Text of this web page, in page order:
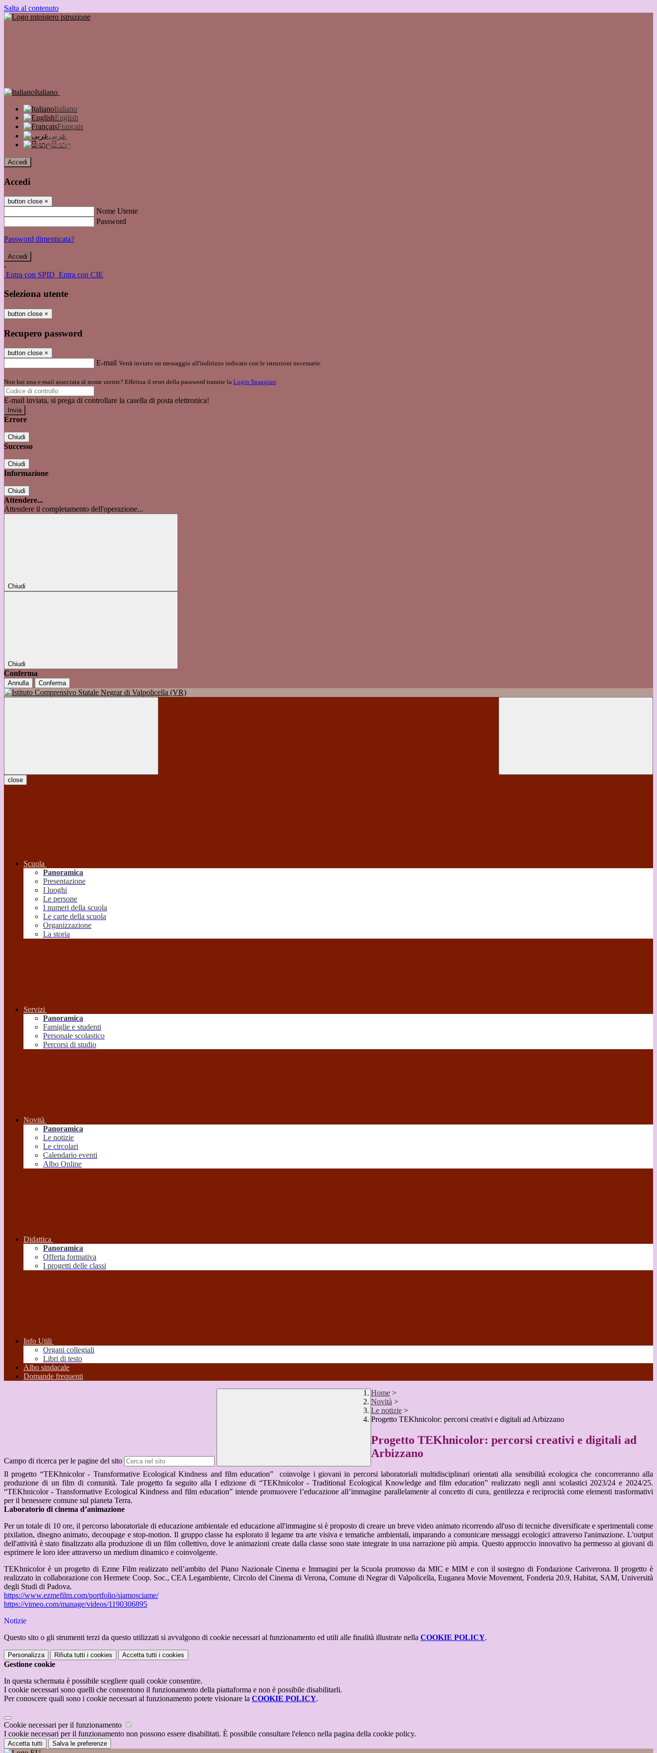
Salta al contenuto
Italiano
Italiano
English
Français
عربى
සිංහල
Accedi
Accedi
button close ×
Nome Utente
Password
Password dimenticata?
-
Entra con SPID Entra con CIE
Seleziona utente
button close ×
Recupero password
button close ×
E-mail Verrà inviato un messaggio all'indirizzo indicato con le istruzioni necessarie.
Non hai una e-mail associata al nome utente? Effettua il reset della password tramite la Login Spaggiari
E-mail inviata, si prega di controllare la casella di posta elettronica!
Errore
Chiudi
Successo
Chiudi
Informazione
Chiudi
Attendere...
Attendere il completamento dell'operazione...
Chiudi
Chiudi
Conferma
Annulla Conferma
close
Scuola
Panoramica
Presentazione
I luoghi
Le persone
I numeri della scuola
Le carte della scuola
Organizzazione
La storia
Servizi
Panoramica
Famiglie e studenti
Personale scolastico
Percorsi di studio
Novità
Panoramica
Le notizie
Le circolari
Calendario eventi
Albo Online
Didattica
Panoramica
Offerta formativa
I progetti delle classi
Info Utili
Organi collegiali
Libri di testo
Albo sindacale
Domande frequenti
Campo di ricerca per le pagine del sito
Home >
Novità >
Le notizie >
Progetto TEKhnicolor: percorsi creativi e digitali ad Arbizzano
Progetto TEKhnicolor: percorsi creativi e digitali ad
Arbizzano
Il progetto “TEKhnicolor - Transformative Ecological Kindness and film education” coinvolge i giovani in percorsi laboratoriali multidisciplinari orientati alla sensibilità ecologica che concorreranno alla
produzione di un film di comunità. Tale progetto fa seguito alla I edizione di “TEKhnicolor - Traditional Ecological Knowledge and film education” realizzato negli anni scolastici 2023/24 e 2024/25.
“TEKhnicolor - Transformative Ecological Kindness and film education” intende promuovere l’educazione all’immagine parallelamente al concetto di cura, gentilezza e reciprocità come elementi trasformativi
per il benessere comune sul pianeta Terra.
Laboratorio di cinema d’animazione
Per un totale di 10 ore, il percorso laboratoriale di educazione ambientale ed educazione all'immagine si è proposto di creare un breve video animato ricorrendo all'uso di tecniche diversificate e sperimentali come
pixilation, disegno animato, decoupage e stop-motion. Il gruppo classe ha esplorato il legame tra arte visiva e tematiche ambientali, imparando a comunicare messaggi ecologici attraverso l'animazione.L'output
dell'attività è stato finalizzato alla produzione di un film collettivo, dove le animazioni create dalla classe sono state integrate in una narrazione più ampia. Questo approccio innovativo ha permesso ai giovani di
esprimere le loro idee attraverso un medium dinamico e coinvolgente.
TEKhnicolor è un progetto di Ezme Film realizzato nell’ambito del Piano Nazionale Cinema e Immagini per la Scuola promosso da MIC e MIM e con il sostegno di Fondazione Cariverona. Il progetto è
realizzato in collaborazione con Hermete Coop. Soc., CEA Legambiente, Circolo del Cinema di Verona, Comune di Negrar di Valpolicella, Euganea Movie Movement, Fonderia 20.9, Habitat, SAM, Università
degli Studi di Padova.
https://www.ezmefilm.com/portfolio/siamosciame/
https://vimeo.com/manage/videos/1190306895
Notizie
Questo sito o gli strumenti terzi da questo utilizzati si avvalgono di cookie necessari al funzionamento ed utili alle finalità illustrate nella COOKIE POLICY.
Personalizza Rifiuta tutti i cookies Accetta tutti i cookies
Gestione cookie
In questa schermata è possibile scegliere quali cookie consentire.
I cookie necessari sono quelli che consentono il funzionamento della piattaforma e non è possibile disabilitarli.
Per conoscere quali sono i cookie necessari al funzionamento potete visionare la COOKIE POLICY.
Cookie necessari per il funzionamento
I cookie necessari per il funzionamento non possono essere disabilitati. È possibile consultare l'elenco nella pagina della cookie policy.
Accetta tutti Salva le preferenze